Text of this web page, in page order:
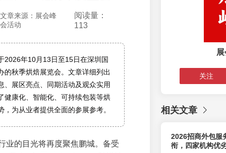
文章来源：展会峰
会活动
阅读量：
113
2026年10月13日至15日在深圳国
的秋季烘焙展览会。文章详细列出
、展区亮点、同期活动及观众实用
健康化、智能化、可持续包装等烘
，为从业者提供全面的参展参考。
业的目光将再度聚焦鹏城。备受
关注
相关文章
2026招商外包服
衔，四家机构优